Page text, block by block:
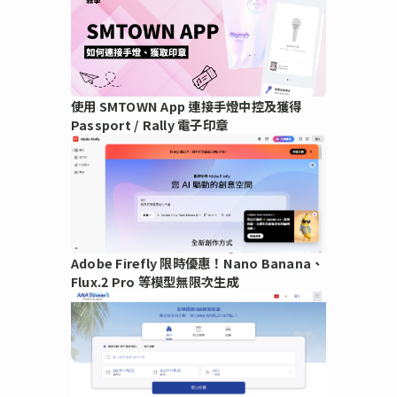
使用 SMTOWN App 連接手燈中控及獲得
Passport / Rally 電子印章
Adobe Firefly 限時優惠！Nano Banana、
Flux.2 Pro 等模型無限次生成